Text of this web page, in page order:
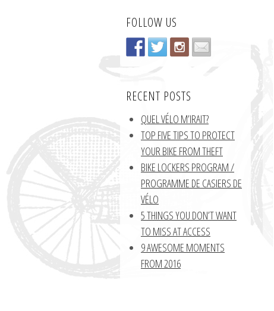
FOLLOW US
RECENT POSTS
QUEL VÉLO M’IRAIT?
TOP FIVE TIPS TO PROTECT
YOUR BIKE FROM THEFT
BIKE LOCKERS PROGRAM /
PROGRAMME DE CASIERS DE
VÉLO
5 THINGS YOU DON’T WANT
TO MISS AT ACCESS
9 AWESOME MOMENTS
FROM 2016